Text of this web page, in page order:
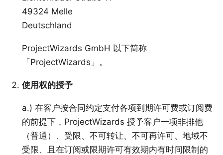
49324 Melle
Deutschland
ProjectWizards GmbH 以下简称
「ProjectWizards」。
使用权的授予
a.) 在客户按合同约定支付各项到期许可费或订阅费
的前提下，ProjectWizards 授予客户一项非排他
（普通）、受限、不可转让、不可再许可、地域不
受限、且在订阅或限期许可有效期内有时间限制的